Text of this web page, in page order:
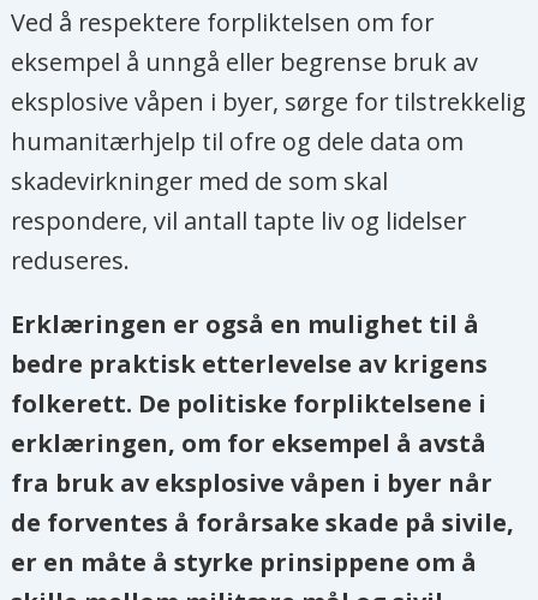
Ved å respektere forpliktelsen om for
eksempel å unngå eller begrense bruk av
eksplosive våpen i byer, sørge for tilstrekkelig
humanitærhjelp til ofre og dele data om
skadevirkninger med de som skal
respondere, vil antall tapte liv og lidelser
reduseres.
Erklæringen er også en mulighet til å
bedre praktisk etterlevelse av krigens
folkerett. De politiske forpliktelsene i
erklæringen, om for eksempel å avstå
fra bruk av eksplosive våpen i byer når
de forventes å forårsake skade på sivile,
er en måte å styrke prinsippene om å